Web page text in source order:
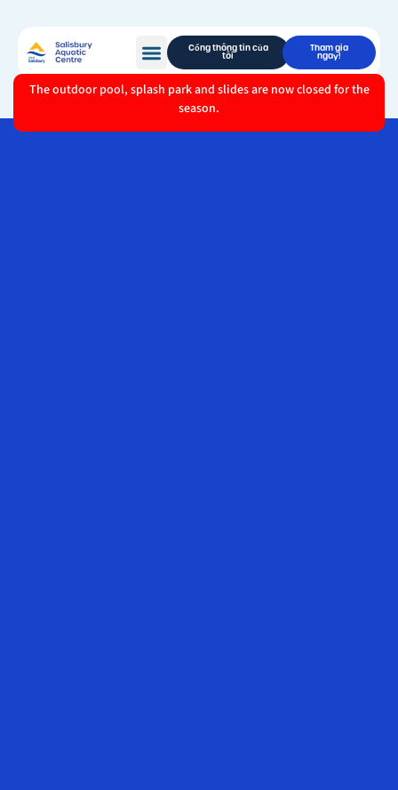
Cổng thông tin của
tôi
Tham gia
ngay!
The outdoor pool, splash park and slides are now closed for the
season.